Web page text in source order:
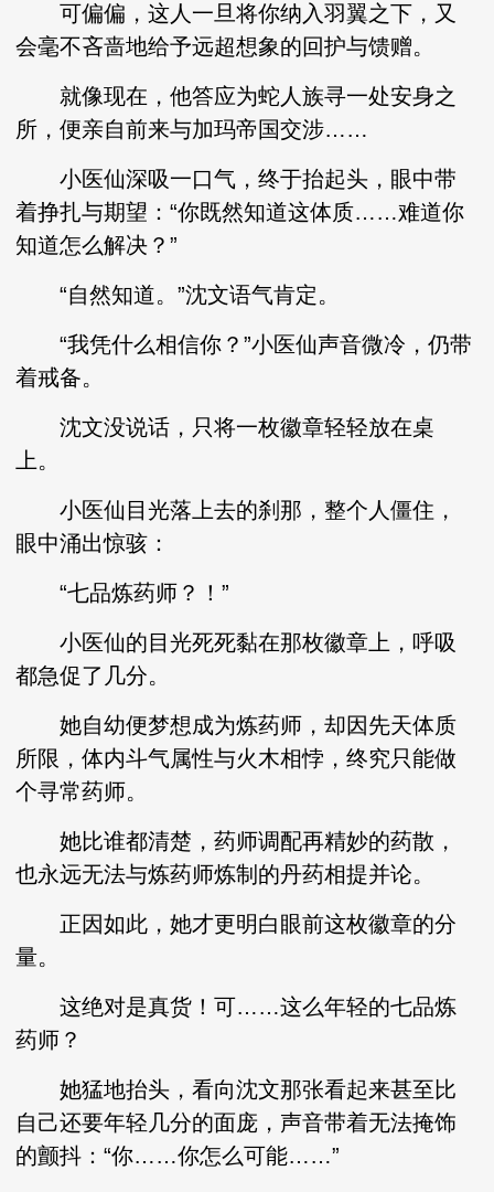
可偏偏，这人一旦将你纳入羽翼之下，又
会毫不吝啬地给予远超想象的回护与馈赠。
就像现在，他答应为蛇人族寻一处安身之
所，便亲自前来与加玛帝国交涉……
小医仙深吸一口气，终于抬起头，眼中带
着挣扎与期望：“你既然知道这体质……难道你
知道怎么解决？”
“自然知道。”沈文语气肯定。
“我凭什么相信你？”小医仙声音微冷，仍带
着戒备。
沈文没说话，只将一枚徽章轻轻放在桌
上。
小医仙目光落上去的刹那，整个人僵住，
眼中涌出惊骇：
“七品炼药师？！”
小医仙的目光死死黏在那枚徽章上，呼吸
都急促了几分。
她自幼便梦想成为炼药师，却因先天体质
所限，体内斗气属性与火木相悖，终究只能做
个寻常药师。
她比谁都清楚，药师调配再精妙的药散，
也永远无法与炼药师炼制的丹药相提并论。
正因如此，她才更明白眼前这枚徽章的分
量。
这绝对是真货！可……这么年轻的七品炼
药师？
她猛地抬头，看向沈文那张看起来甚至比
自己还要年轻几分的面庞，声音带着无法掩饰
的颤抖：“你……你怎么可能……”